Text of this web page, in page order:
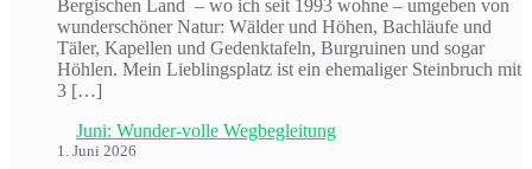
Bergischen Land – wo ich seit 1993 wohne – umgeben von
wunderschöner Natur: Wälder und Höhen, Bachläufe und
Täler, Kapellen und Gedenktafeln, Burgruinen und sogar
Höhlen. Mein Lieblingsplatz ist ein ehemaliger Steinbruch mit
3 […]
Juni: Wunder-volle Wegbegleitung
1. Juni 2026